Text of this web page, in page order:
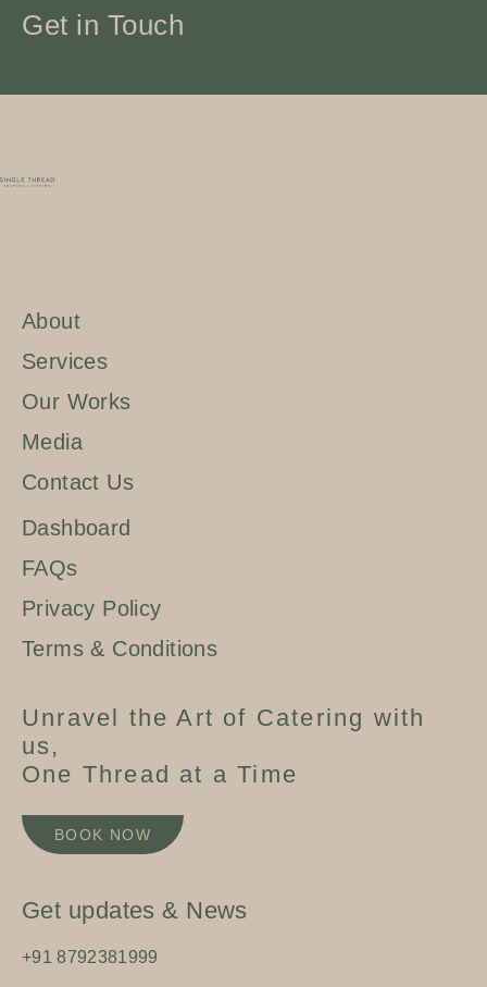
Get in Touch
About
Services
Our Works
Media
Contact Us
Dashboard
FAQs
Privacy Policy
Terms & Conditions
Unravel the Art of Catering with
us,
One Thread at a Time
BOOK NOW
Get updates & News
+91 8792381999